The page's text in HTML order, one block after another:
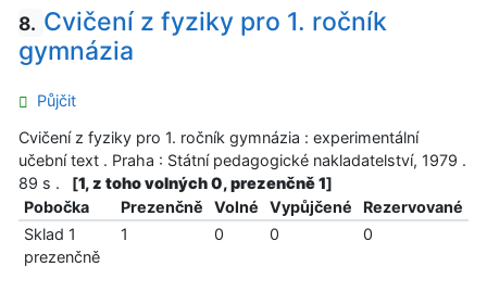
8. Cvičení z fyziky pro 1. ročník
gymnázia
Půjčit
Cvičení z fyziky pro 1. ročník gymnázia : experimentální
učební text . Praha : Státní pedagogické nakladatelství, 1979 .
89 s .
[1, z toho volných 0, prezenčně 1]
Pobočka
Prezenčně Volné Vypůjčené
Rezervované
Sklad 1
prezenčně
1 0 0 0